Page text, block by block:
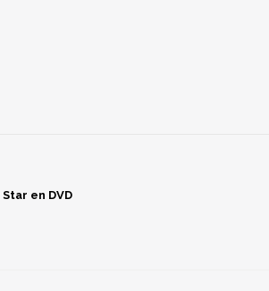
en DVD